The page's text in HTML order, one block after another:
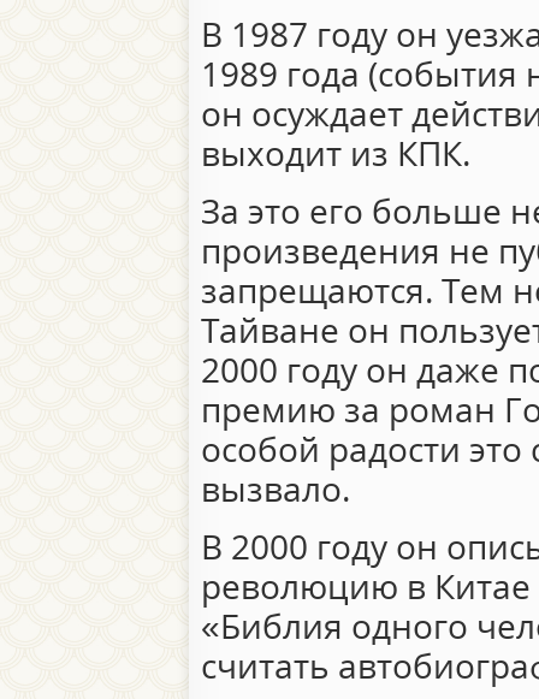
В 1987 году он
1989 года
он осуждает
выходит из КПК.
За это его больше
произведения не
запрещаются. Тем
Тайване он
2000 году он даже
премию за роман
особой радости
вызвало.
В 2000 году он
революцию в
«Библия одного
считать